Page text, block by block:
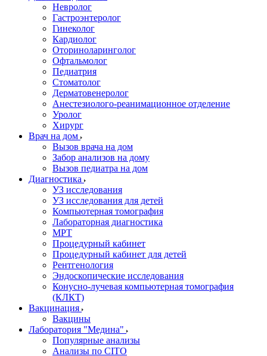
Невролог
Гастроэнтеролог
Гинеколог
Кардиолог
Оториноларинголог
Офтальмолог
Педиатрия
Стоматолог
Дерматовенеролог
Анестезиолого-реанимационное отделение
Уролог
Хирург
Врач на дом
Вызов врача на дом
Забор анализов на дому
Вызов педиатра на дом
Диагностика
УЗ исследования
УЗ исследования для детей
Компьютерная томография
Лабораторная диагностика
МРТ
Процедурный кабинет
Процедурный кабинет для детей
Рентгенология
Эндоскопические исследования
Конусно-лучевая компьютерная томография
(КЛКТ)
Вакцинация
Вакцины
Лаборатория "Медина"
Популярные анализы
Анализы по CITO